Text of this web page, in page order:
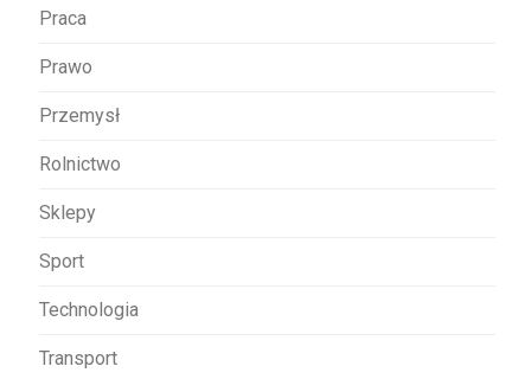
Praca
Prawo
Przemysł
Rolnictwo
Sklepy
Sport
Technologia
Transport